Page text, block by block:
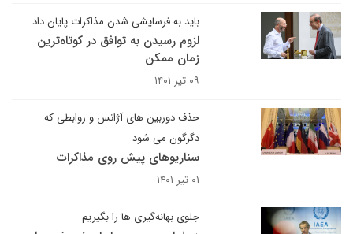
باید به فرسایشی شدن مذاکرات پایان داد
لزوم رسیدن به توافق در کوتاه‌ترین
زمان ممکن
۰۹ تیر ۱۴۰۱
حذف دوربین های آژانس و روابطی که
دگرگون می شود
سناریوهای پیش روی مذاکرات
۰۱ تیر ۱۴۰۱
جلوی بهانه‌گیری ها را بگیریم